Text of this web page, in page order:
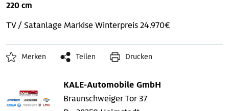
220 cm
TV / Satanlage Markise Winterpreis 24.970€
Merken Teilen Drucken
KALE-Automobile GmbH
Braunschweiger Tor 37